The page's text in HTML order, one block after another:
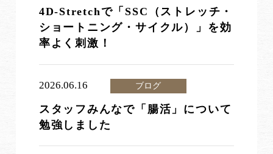
4D-Stretchで「SSC（ストレッチ・
ショートニング・サイクル）」を効
率よく刺激！
2026.06.16 ブログ
スタッフみんなで「腸活」について
勉強しました